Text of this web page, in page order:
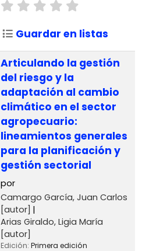
Guardar en listas
Articulando la gestión
del riesgo y la
adaptación al cambio
climático en el sector
agropecuario:
lineamientos generales
para la planificación y
gestión sectorial
por
Camargo García, Juan Carlos
[autor]
Arias Giraldo, Ligia María
[autor]
Edición: Primera edición